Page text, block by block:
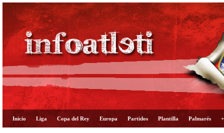
Inicio Liga Copa del Rey Europa Partidos Plantilla Palmarés